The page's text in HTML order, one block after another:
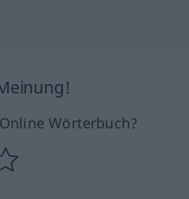
Wörterbuch?